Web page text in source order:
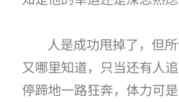
人是成功甩掉了，但
又哪里知道，只当还有人
停蹄地一路狂奔，体力可